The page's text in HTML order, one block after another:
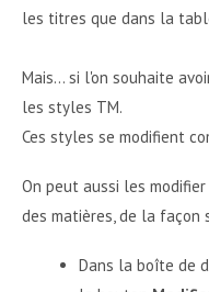
les titres que dans la
Mais... si l'on souhaite
les styles TM.
Ces styles se modifient
On peut aussi les
des matières, de la façon
Dans la boîte de